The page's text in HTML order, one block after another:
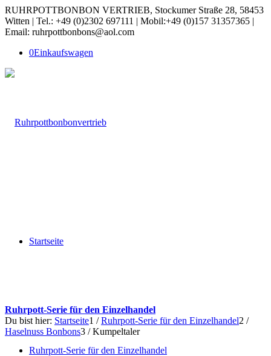
RUHRPOTTBONBON VERTRIEB, Stockumer Straße 28, 58453
Witten | Tel.: +49 (0)2302 697111 | Mobil:+49 (0)157 31357365 |
Email: ruhrpottbonbons@aol.com
0Einkaufswagen
Startseite
Ruhrpott-Serie für den Einzelhandel
Ruhrpott-Serie für den Einzelhandel
Du bist hier: Startseite1 / Ruhrpott-Serie für den Einzelhandel2 /
Haselnuss Bonbons3 / Kumpeltaler